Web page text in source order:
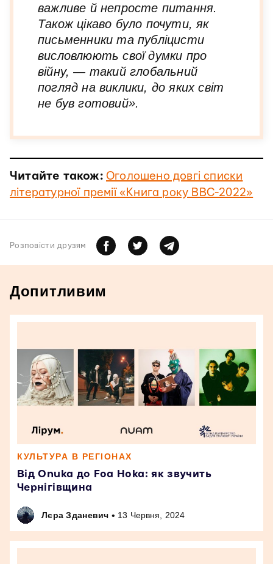
важливе й непросте питання.
Також цікаво було почути, як
письменники та публіцисти
висловлюють свої думки про
війну, — такий глобальний
погляд на виклики, до яких світ
не був готовий».
Читайте також: Оголошено довгі списки
літературної премії «Книга року ВВС-2022»
Розповiсти друзям
Допитливим
КУЛЬТУРА В РЕГІОНАХ
Від Onuka до Foa Hoka: як звучить
Чернігівщина
Лєра Зданевич • 13 Червня, 2024